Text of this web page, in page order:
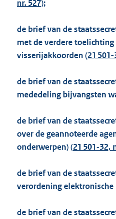
nr. 527);
de brief van de
met de verdere
visserijakkoorden (21
de brief van de
mededeling bijvangsten
de brief van de
over de geannoteerde
onderwerpen) (21 501-32,
de brief van de
verordening
de brief van de